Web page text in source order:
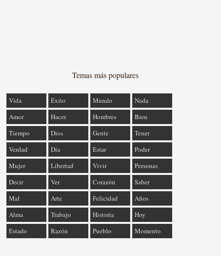
Temas más populares
Vida Éxito Mundo
Nada
Amor
Hacer Hombres
Bien
Tiempo
Dios Gente
Tener
Verdad
Día Estar
Poder
Mujer
Libertad Vivir
Personas
Decir
Ver Corazón
Saber
Mal
Arte Felicidad
Años
Alma
Trabajo Historia
Hoy
Estado
Razón Pueblo Momento